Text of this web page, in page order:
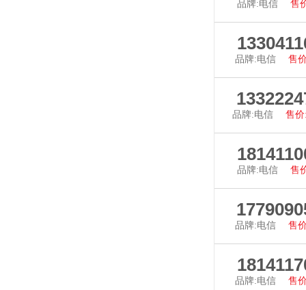
品牌:电信 售
品牌:电信 售
品牌:电信 售价
品牌:电信 售
品牌:电信 售
品牌:电信 售